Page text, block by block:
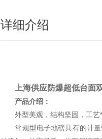
详细介绍
上海供应防爆超低台面
产品介绍：
外型美观，结构坚固，工艺*
常规型电子地磅具有的计量